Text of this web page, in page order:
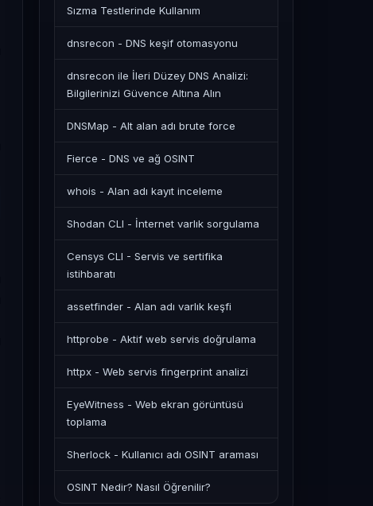
Sızma Testlerinde Kullanım
dnsrecon - DNS keşif otomasyonu
dnsrecon ile İleri Düzey DNS Analizi:
Bilgilerinizi Güvence Altına Alın
DNSMap - Alt alan adı brute force
Fierce - DNS ve ağ OSINT
whois - Alan adı kayıt inceleme
Shodan CLI - İnternet varlık sorgulama
Censys CLI - Servis ve sertifika
istihbaratı
assetfinder - Alan adı varlık keşfi
httprobe - Aktif web servis doğrulama
httpx - Web servis fingerprint analizi
EyeWitness - Web ekran görüntüsü
toplama
Sherlock - Kullanıcı adı OSINT araması
OSINT Nedir? Nasıl Öğrenilir?